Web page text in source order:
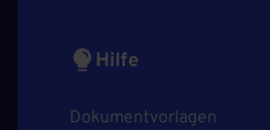
Hilfe
Dokumentvorlagen